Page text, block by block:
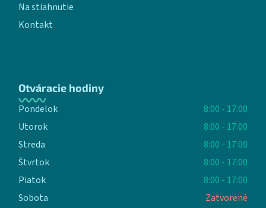
Na stiahnutie
Kontakt
Otváracie hodiny
Pondelok
8:00 - 17:00
Utorok
8:00 - 17:00
Streda
8:00 - 17:00
Štvrtok
8:00 - 17:00
Piatok
8:00 - 17:00
Sobota
Zatvorené